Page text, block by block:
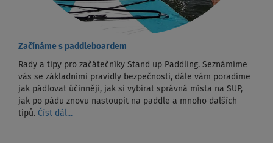
Začínáme s paddleboardem
Rady a tipy pro začátečníky Stand up Paddling. Seznámíme
vás se základními pravidly bezpečnosti, dále vám poradíme
jak pádlovat účinněji, jak si vybírat správná místa na SUP,
jak po pádu znovu nastoupit na paddle a mnoho dalších
tipů. Číst dál...